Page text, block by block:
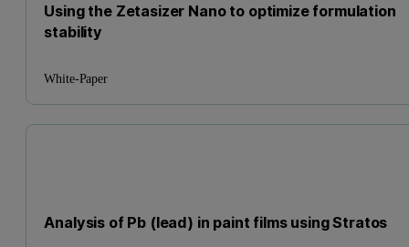
Using the Zetasizer Nano to optimize formulation
stability
White-Paper
Analysis of Pb (lead) in paint films using Stratos